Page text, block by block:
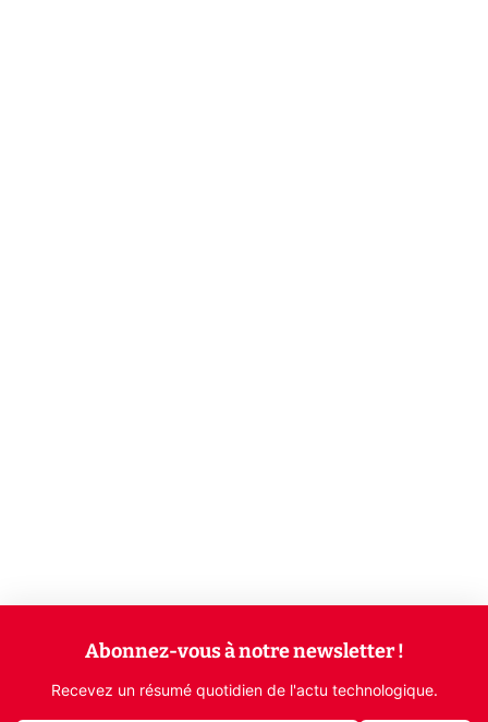
Abonnez-vous à notre newsletter !
Recevez un résumé quotidien de l'actu technologique.